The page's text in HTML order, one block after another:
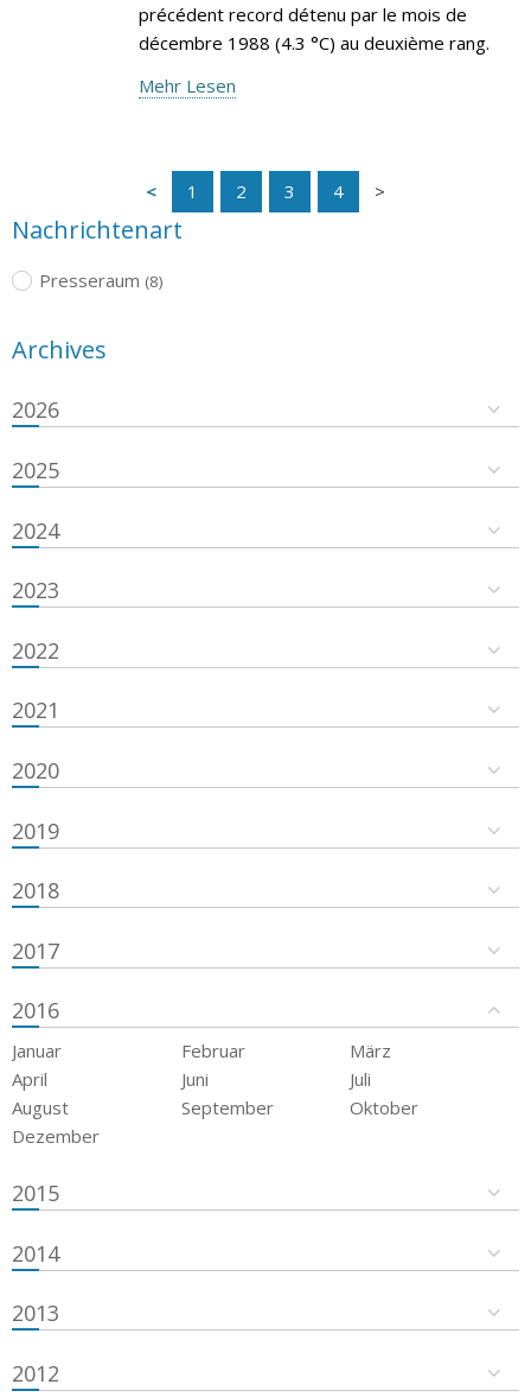
précédent record détenu par le mois de
décembre 1988 (4.3 °C) au deuxième rang.
Mehr Lesen
1 2 3 4
Nachrichtenart
Presseraum (8)
Archives
2026
2025
2024
2023
2022
2021
2020
2019
2018
2017
2016
Januar Februar
März
April
Juni
Juli
August
September
Oktober
Dezember
2015
2014
2013
2012